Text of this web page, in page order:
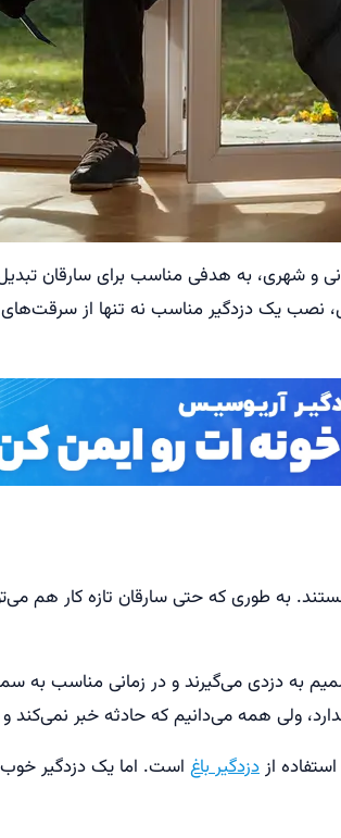
و شهری، به هدفی مناسب برای سارقان
یک دزدگیر مناسب نه تنها از سرقت‌های
به طوری که حتی سارقان تازه کار هم
دزدی می‌گیرند و در زمانی مناسب به سمت
ولی همه می‌دانیم که حادثه خبر نمی‌کند
از دزدگیر باغ است. اما یک دزدگیر خوب